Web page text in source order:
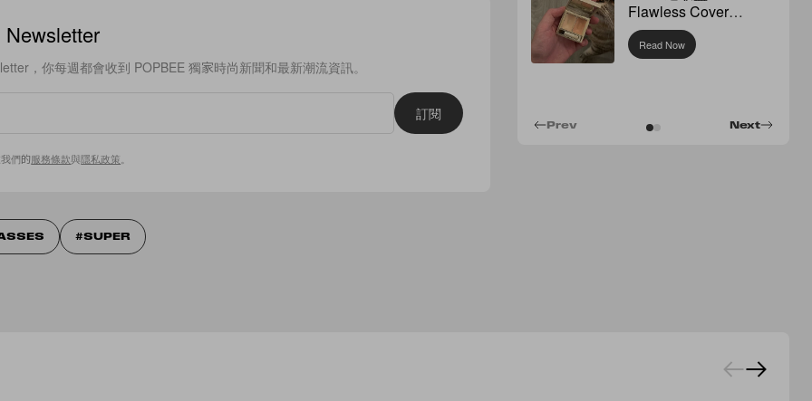
，你每週都會收到 POPBEE 獨家時尚新聞和最新潮流資訊。
訂閱
們的服務條款與隱私政策。
SUPER
Flawless Cover
Concealer
Read Now
Next
Prev